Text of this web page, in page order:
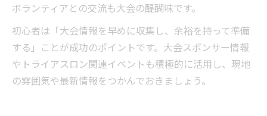
ボランティアとの交流も大会の醍醐味です。
初心者は「大会情報を早めに収集し、余裕を持って準備
する」ことが成功のポイントです。大会スポンサー情報
やトライアスロン関連イベントも積極的に活用し、現地
の雰囲気や最新情報をつかんでおきましょう。